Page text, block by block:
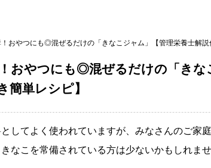
おやつにも◎混ぜるだけの「きなこジャム」【管理栄養士解説
！おやつにも◎混ぜるだけの「きな
簡単レシピ】
してよく使われていますが、みなさんのご家
こを常備されている方は少ないかもしれませ